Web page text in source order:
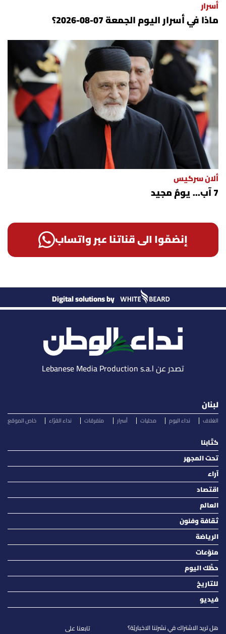
أسرار
ماذا في أسرار اليوم الجمعة 07-08-2026؟
ألان سركيس
7 آب... يومٌ مجيد
إنضمّوا الى قناتنا عبر واتساب
Digital solutions by
تصدر عن Lebanese Media Production s.a.l
لبنان
الغلاف نداء اليوم محليات أسرار متفرقات نداء القرّاء خاص الموقع
كتّابنا
تحت المجهر
آراء
اقتصاد
العالم
ثقافة وفنون
الرياضة
منوّعات
حظّك اليوم
للتاريخ
فيديو
هل تريد الاشتراك في نشرتنا الاخباريّة؟ تابعنا على